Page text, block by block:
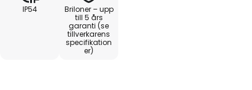
IP54
Briloner – upp
till 5 års
garanti (se
tillverkarens
specifikation
er)